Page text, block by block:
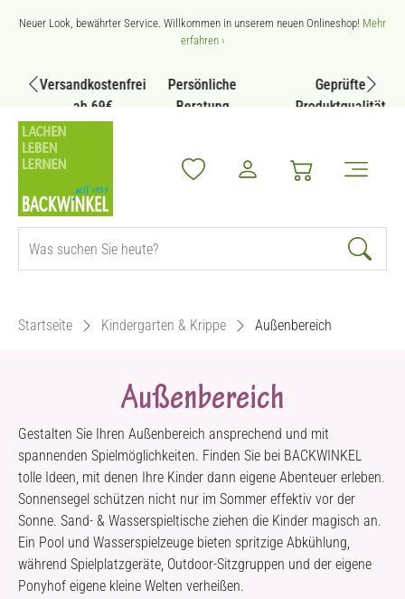
Zum Hauptinhalt springen
Neuer Look, bewährter Service. Willkommen in unserem neuen Onlineshop! Mehr
erfahren ›
Versandkostenfrei
ab 69€
Persönliche
Beratung
Geprüfte
Produktqualität
Startseite Kindergarten & Krippe Außenbereich
Außenbereich
Gestalten Sie Ihren Außenbereich ansprechend und mit
spannenden Spielmöglichkeiten. Finden Sie bei BACKWINKEL
tolle Ideen, mit denen Ihre Kinder dann eigene Abenteuer erleben.
Sonnensegel schützen nicht nur im Sommer effektiv vor der
Sonne. Sand- & Wasserspieltische ziehen die Kinder magisch an.
Ein Pool und Wasserspielzeuge bieten spritzige Abkühlung,
während Spielplatzgeräte, Outdoor-Sitzgruppen und der eigene
Ponyhof eigene kleine Welten verheißen.